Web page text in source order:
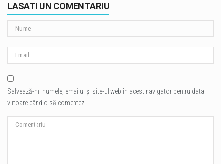
LASATI UN COMENTARIU
Salvează-mi numele, emailul și site-ul web în acest navigator pentru data
viitoare când o să comentez.